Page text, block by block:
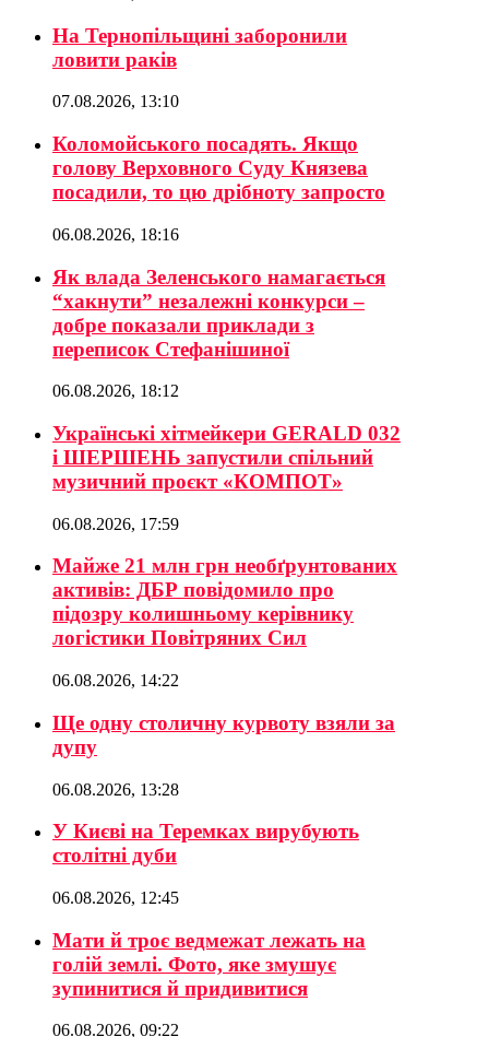
На Тернопільщині заборонили
ловити раків
07.08.2026, 13:10
Коломойського посадять. Якщо
голову Верховного Суду Князева
посадили, то цю дрібноту запросто
06.08.2026, 18:16
Як влада Зеленського намагається
“хакнути” незалежні конкурси –
добре показали приклади з
переписок Стефанішиної
06.08.2026, 18:12
Українські хітмейкери GERALD 032
і ШЕРШЕНЬ запустили спільний
музичний проєкт «КОМПОТ»
06.08.2026, 17:59
Майже 21 млн грн необґрунтованих
активів: ДБР повідомило про
підозру колишньому керівнику
логістики Повітряних Сил
06.08.2026, 14:22
Ще одну столичну курвоту взяли за
дупу
06.08.2026, 13:28
У Києві на Теремках вирубують
столітні дуби
06.08.2026, 12:45
Мати й троє ведмежат лежать на
голій землі. Фото, яке змушує
зупинитися й придивитися
06.08.2026, 09:22